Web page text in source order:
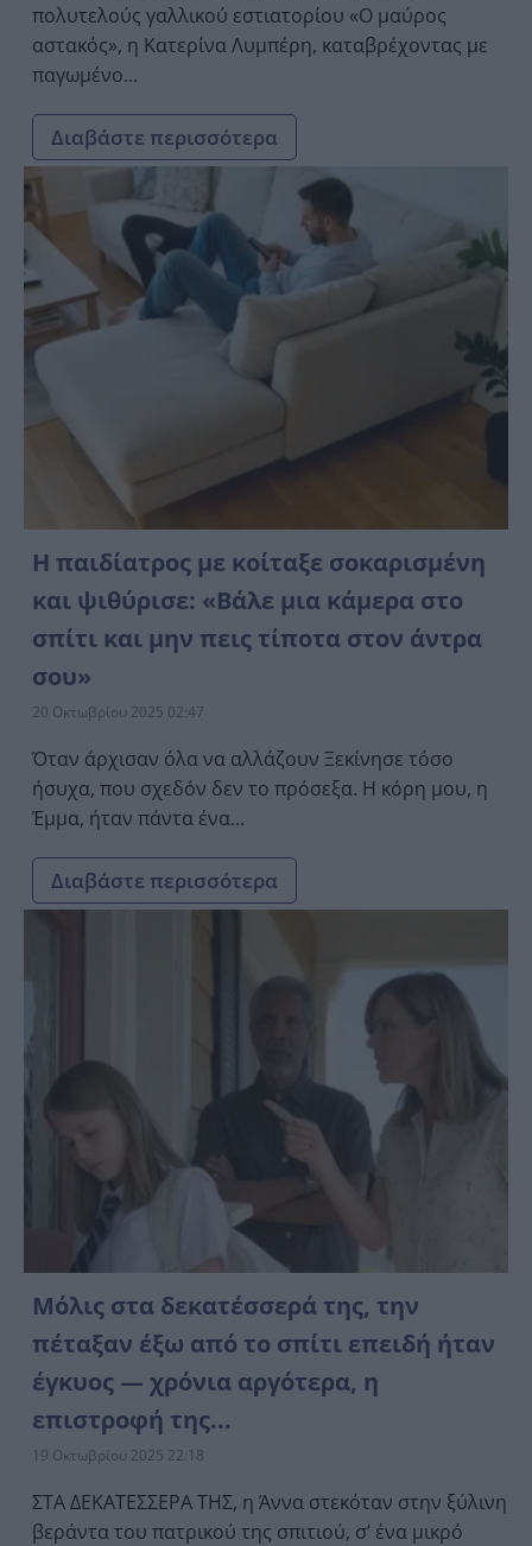
πολυτελούς γαλλικού εστιατορίου «Ο μαύρος
αστακός», η Κατερίνα Λυμπέρη, καταβρέχοντας με
παγωμένο...
Διαβάστε περισσότερα
Η παιδίατρος με κοίταξε σοκαρισμένη
και ψιθύρισε: «Βάλε μια κάμερα στο
σπίτι και μην πεις τίποτα στον άντρα
σου»
20 Οκτωβρίου 2025 02:47
Όταν άρχισαν όλα να αλλάζουν Ξεκίνησε τόσο
ήσυχα, που σχεδόν δεν το πρόσεξα. Η κόρη μου, η
Έμμα, ήταν πάντα ένα...
Διαβάστε περισσότερα
Μόλις στα δεκατέσσερά της, την
πέταξαν έξω από το σπίτι επειδή ήταν
έγκυος — χρόνια αργότερα, η
επιστροφή της...
19 Οκτωβρίου 2025 22:18
ΣΤΑ ΔΕΚΑΤΕΣΣΕΡΑ ΤΗΣ, η Άννα στεκόταν στην ξύλινη
βεράντα του πατρικού της σπιτιού, σ’ ένα μικρό